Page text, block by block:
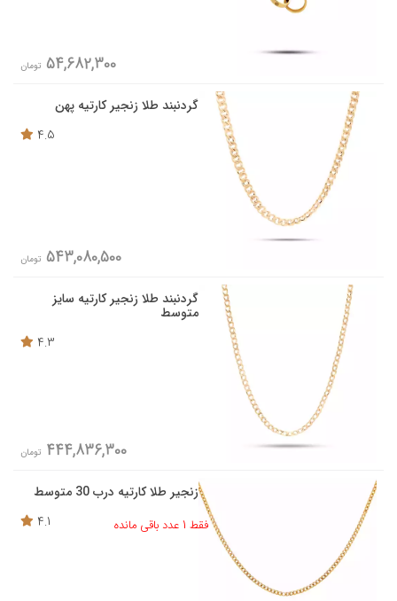
54,682,300 تومان
گردنبند طلا زنجیر کارتیه پهن
4.5
543,080,500 تومان
گردنبند طلا زنجیر کارتیه سایز
متوسط
4.3
444,836,300 تومان
زنجیر طلا کارتیه درب 30 متوسط
فقط 1 عدد باقی مانده
4.1